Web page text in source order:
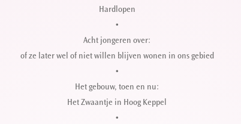
Hardlopen
•
Acht jongeren over:
of ze later wel of niet willen blijven wonen in ons gebied
•
Het gebouw, toen en nu:
Het Zwaantje in Hoog Keppel
•